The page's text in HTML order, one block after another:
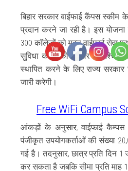
बिहार सरकार वाईफाई कैंपस स्कीम
प्रदान करने जा रही है। इस
300 कॉलेजों को मुक्त वाईफ़ाई सेवा
सुविधा कार्यों को निरंतर सुनिश्चित
स्थापित करने के लिए राज्य
जारी करेगी।
Free WiFi Campus
आंकड़ों के अनुसार, वाईफाई
पंजीकृत उपयोगकर्ताओं की संख्या
गई है। तदनुसार, छात्र प्रति दिन
कर सकता है जबकि सीमा प्रति माह